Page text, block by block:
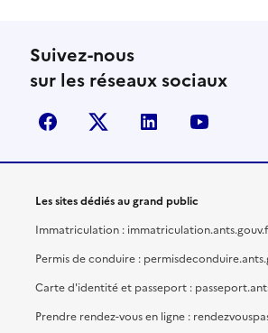
Suivez-nous
sur les réseaux sociaux
facebook X (anciennement
linkedin
Les sites dédiés au grand public
Immatriculation :
Permis de conduire :
Carte d'identité et passeport :
Prendre rendez-vous en ligne :